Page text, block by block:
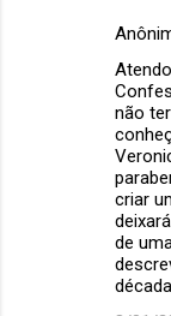
não
criar
de